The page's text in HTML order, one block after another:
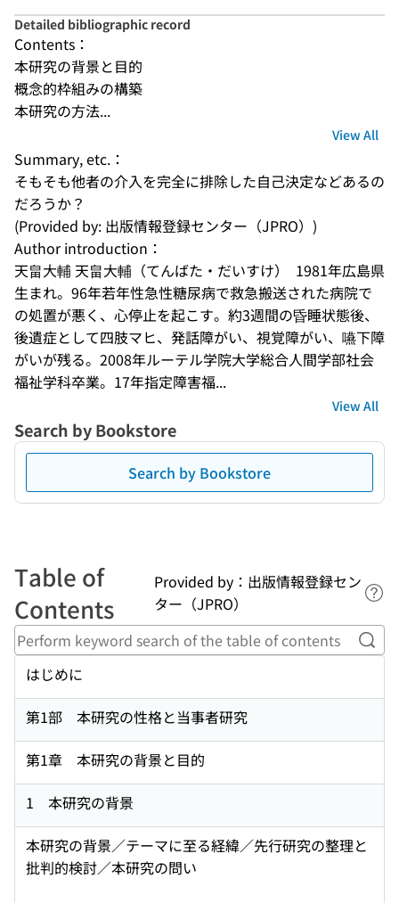
Detailed bibliographic record
Contents：
本研究の背景と目的
概念的枠組みの構築
本研究の方法...
View All
Summary, etc.：
そもそも他者の介入を完全に排除した自己決定などあるの
だろうか？
(Provided by: 出版情報登録センター（JPRO）)
Author introduction：
天畠大輔 天畠大輔（てんばた・だいすけ）  1981年広島県
生まれ。96年若年性急性糖尿病で救急搬送された病院で
の処置が悪く、心停止を起こす。約3週間の昏睡状態後、
後遺症として四肢マヒ、発話障がい、視覚障がい、嚥下障
がいが残る。2008年ルーテル学院大学総合人間学部社会
福祉学科卒業。17年指定障害福...
View All
Search by Bookstore
Search by Bookstore
Table of
Contents
Provided by：出版情報登録セン
ター（JPRO）
はじめに
第1部 本研究の性格と当事者研究
第1章 本研究の背景と目的
1 本研究の背景
本研究の背景／テーマに至る経緯／先行研究の整理と
批判的検討／本研究の問い